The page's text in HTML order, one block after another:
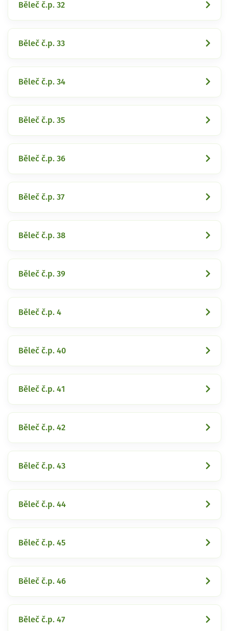
Běleč č.p. 32
Běleč č.p. 33
Běleč č.p. 34
Běleč č.p. 35
Běleč č.p. 36
Běleč č.p. 37
Běleč č.p. 38
Běleč č.p. 39
Běleč č.p. 4
Běleč č.p. 40
Běleč č.p. 41
Běleč č.p. 42
Běleč č.p. 43
Běleč č.p. 44
Běleč č.p. 45
Běleč č.p. 46
Běleč č.p. 47